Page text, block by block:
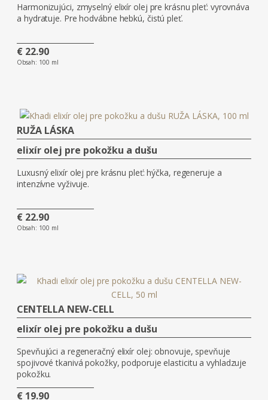
Harmonizujúci, zmyselný elixír olej pre krásnu pleť: vyrovnáva
a hydratuje. Pre hodvábne hebkú, čistú pleť.
€ 22.90
Obsah: 100 ml
RUŽA LÁSKA
elixír olej pre pokožku a dušu
Luxusný elixír olej pre krásnu pleť: hýčka, regeneruje a
intenzívne vyživuje.
€ 22.90
Obsah: 100 ml
CENTELLA NEW-CELL
elixír olej pre pokožku a dušu
Spevňujúci a regeneračný elixír olej: obnovuje, spevňuje
spojivové tkanivá pokožky, podporuje elasticitu a vyhladzuje
pokožku.
€ 19.90